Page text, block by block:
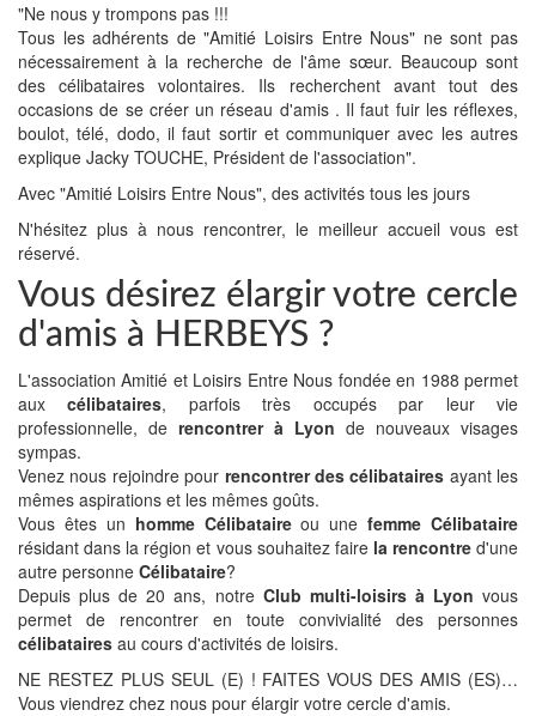
"Ne nous y trompons pas !!!
Tous les adhérents de "Amitié Loisirs Entre Nous" ne sont pas
nécessairement à la recherche de l'âme sœur. Beaucoup sont
des célibataires volontaires. Ils recherchent avant tout des
occasions de se créer un réseau d'amis . Il faut fuir les réflexes,
boulot, télé, dodo, il faut sortir et communiquer avec les autres
explique Jacky TOUCHE, Président de l'association".
Avec "Amitié Loisirs Entre Nous", des activités tous les jours
N'hésitez plus à nous rencontrer, le meilleur accueil vous est
réservé.
Vous désirez élargir votre cercle
d'amis à HERBEYS ?
L'association Amitié et Loisirs Entre Nous fondée en 1988 permet
auxcélibataires, parfois très occupés par leur vie
professionnelle, de rencontrer à Lyon de nouveaux visages
sympas.
Venez nous rejoindre pour rencontrer des célibataires ayant les
mêmes aspirations et les mêmes goûts.
Vous êtes un homme Célibataireou unefemme Célibataire
résidant dans la région et vous souhaitez faire la rencontred'une
autre personne Célibataire?
Depuis plus de 20 ans, notre Club multi-loisirs à Lyon vous
permet de rencontrer en toute convivialité des personnes
célibataires au cours d'activités de loisirs.
NE RESTEZ PLUS SEUL (E) ! FAITES VOUS DES AMIS (ES)…
Vous viendrez chez nous pour élargir votre cercle d'amis.